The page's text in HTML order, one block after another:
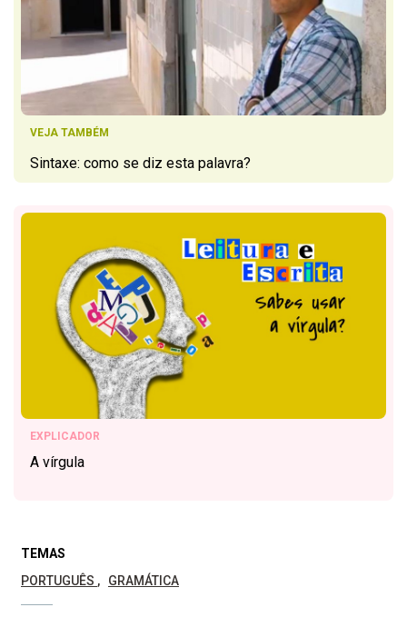
VEJA TAMBÉM
Sintaxe: como se diz esta palavra?
EXPLICADOR
A vírgula
TEMAS
PORTUGUÊS
GRAMÁTICA